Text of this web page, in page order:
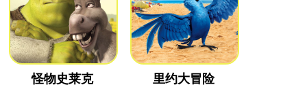
怪物史莱克 里约大冒险